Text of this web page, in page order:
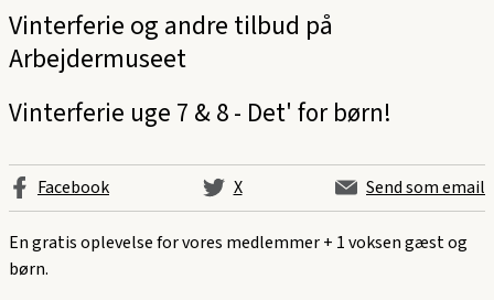
Vinterferie og andre tilbud på
Arbejdermuseet
Vinterferie uge 7 & 8 - Det' for børn!
Facebook X Send som email
En gratis oplevelse for vores medlemmer + 1 voksen gæst og
børn.